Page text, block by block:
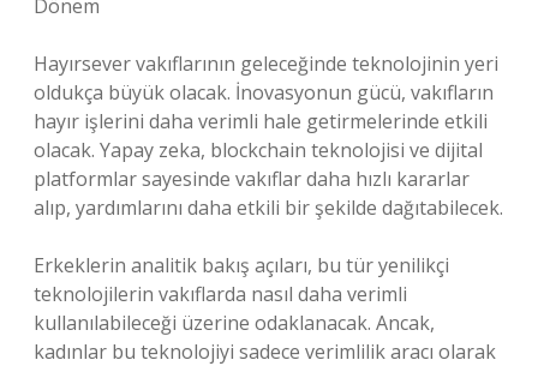
Dönem
Hayırsever vakıflarının geleceğinde teknolojinin yeri
oldukça büyük olacak. İnovasyonun gücü, vakıfların
hayır işlerini daha verimli hale getirmelerinde etkili
olacak. Yapay zeka, blockchain teknolojisi ve dijital
platformlar sayesinde vakıflar daha hızlı kararlar
alıp, yardımlarını daha etkili bir şekilde dağıtabilecek.
Erkeklerin analitik bakış açıları, bu tür yenilikçi
teknolojilerin vakıflarda nasıl daha verimli
kullanılabileceği üzerine odaklanacak. Ancak,
kadınlar bu teknolojiyi sadece verimlilik aracı olarak